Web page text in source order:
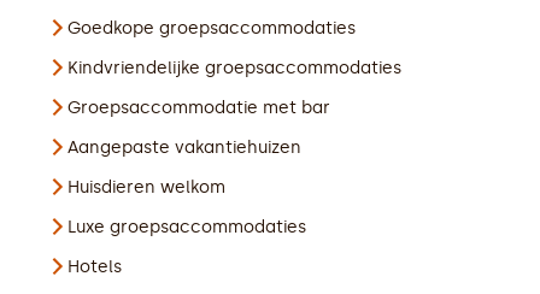
Goedkope groepsaccommodaties
Kindvriendelijke groepsaccommodaties
Groepsaccommodatie met bar
Aangepaste vakantiehuizen
Huisdieren welkom
Luxe groepsaccommodaties
Hotels